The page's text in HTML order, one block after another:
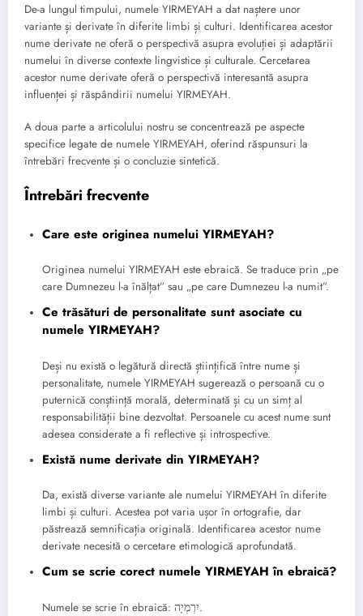
De-a lungul timpului, numele YIRMEYAH a dat naștere unor
variante și derivate în diferite limbi și culturi. Identificarea acestor
nume derivate ne oferă o perspectivă asupra evoluției și adaptării
numelui în diverse contexte lingvistice și culturale. Cercetarea
acestor nume derivate oferă o perspectivă interesantă asupra
influenței și răspândirii numelui YIRMEYAH.
A doua parte a articolului nostru se concentrează pe aspecte
specifice legate de numele YIRMEYAH, oferind răspunsuri la
întrebări frecvente și o concluzie sintetică.
Întrebări frecvente
Care este originea numelui YIRMEYAH?
Originea numelui YIRMEYAH este ebraică. Se traduce prin „pe
care Dumnezeu l-a înălțat” sau „pe care Dumnezeu l-a numit”.
Ce trăsături de personalitate sunt asociate cu
numele YIRMEYAH?
Deși nu există o legătură directă științifică între nume și
personalitate, numele YIRMEYAH sugerează o persoană cu o
puternică conștiință morală, determinată și cu un simț al
responsabilității bine dezvoltat. Persoanele cu acest nume sunt
adesea considerate a fi reflective și introspective.
Există nume derivate din YIRMEYAH?
Da, există diverse variante ale numelui YIRMEYAH în diferite
limbi și culturi. Acestea pot varia ușor în ortografie, dar
păstrează semnificația originală. Identificarea acestor nume
derivate necesită o cercetare etimologică aprofundată.
Cum se scrie corect numele YIRMEYAH în ebraică?
Numele se scrie în ebraică: יִרְמְיָה.